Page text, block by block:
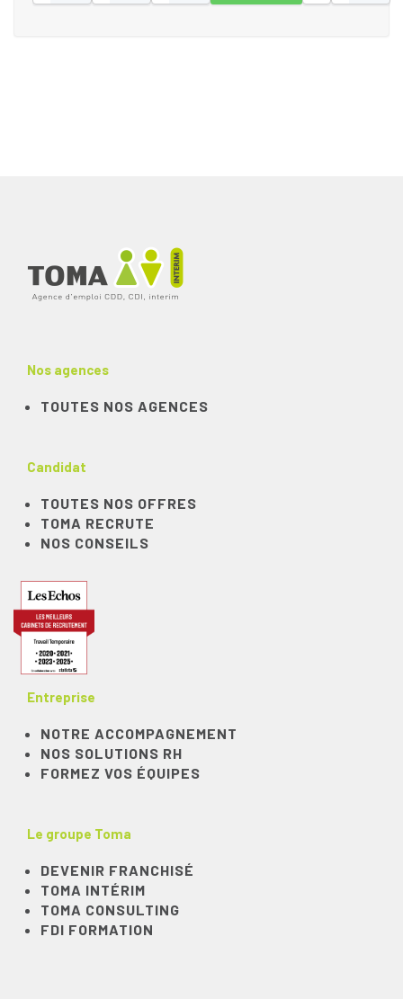
Nos agences
TOUTES NOS AGENCES
Candidat
TOUTES NOS OFFRES
TOMA RECRUTE
NOS CONSEILS
Entreprise
NOTRE ACCOMPAGNEMENT
NOS SOLUTIONS RH
FORMEZ VOS ÉQUIPES
Le groupe Toma
DEVENIR FRANCHISÉ
TOMA INTÉRIM
TOMA CONSULTING
FDI FORMATION